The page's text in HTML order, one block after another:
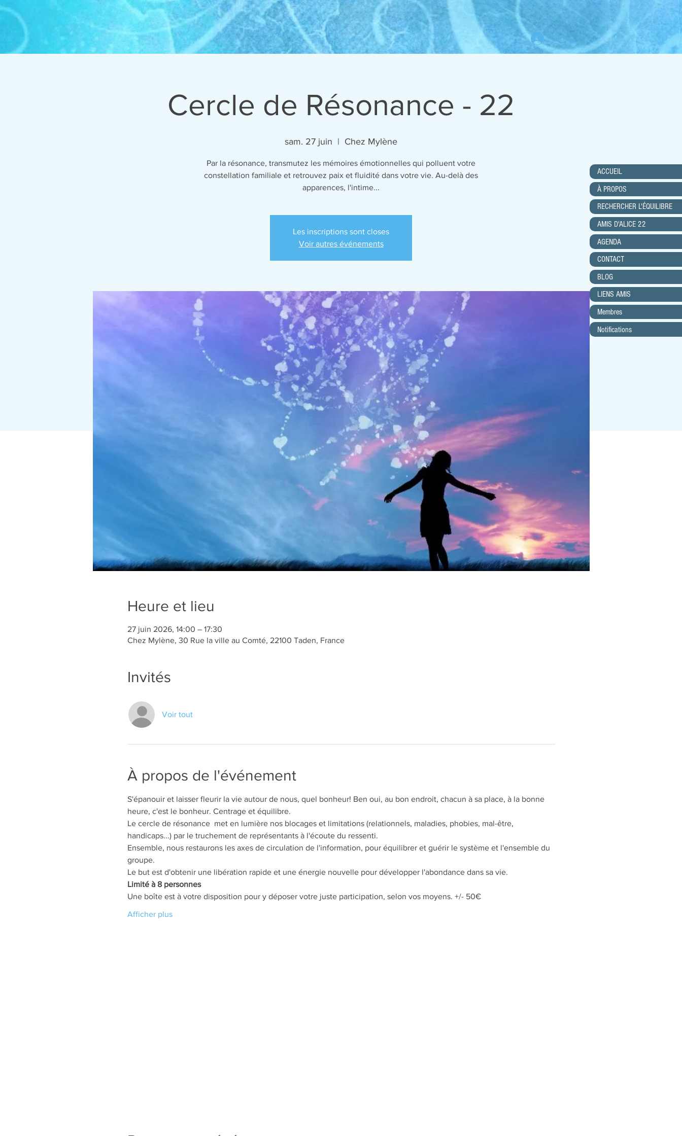
Se connecter
Cercle de Résonance - 22
sam. 27 juin
  |
Chez Mylène
Par la résonance, transmutez les mémoires émotionnelles qui polluent votre
constellation familiale et retrouvez paix et fluidité dans votre vie. Au-delà des
apparences, l'intime...
Les inscriptions sont closes
Voir autres événements
Heure et lieu
27 juin 2026, 14:00 – 17:30
Chez Mylène, 30 Rue la ville au Comté, 22100 Taden, France
Invités
Voir tout
À propos de l'événement
S'épanouir et laisser fleurir la vie autour de nous, quel bonheur! Ben oui, au bon endroit, chacun à sa place, à la bonne
heure, c'est le bonheur. Centrage et équilibre.
Le cercle de résonance  met en lumière nos blocages et limitations (relationnels, maladies, phobies, mal-être,
handicaps...) par le truchement de représentants à l'écoute du ressenti.
Ensemble, nous restaurons les axes de circulation de l'information, pour équilibrer et guérir le système et l'ensemble du
groupe.
Le but est d'obtenir une libération rapide et une énergie nouvelle pour développer l'abondance dans sa vie.
Limité à 8 personnes
Une boîte est à votre disposition pour y déposer votre juste participation, selon vos moyens. +/- 50€
Afficher plus
ACCUEIL
À PROPOS
RECHERCHER L'ÉQUILIBRE
AMIS D'ALICE 22
AGENDA
CONTACT
BLOG
LIENS AMIS
Membres
Notifications